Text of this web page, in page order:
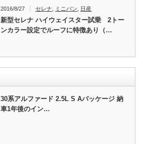
2016/8/27 セレナ ミニバン 日産
新型セレナ ハイウェイスター試乗 2トー
ンカラー設定でルーフに特徴あり（…
30系アルファード 2.5L S Aパッケージ 納
車1年後のイン…